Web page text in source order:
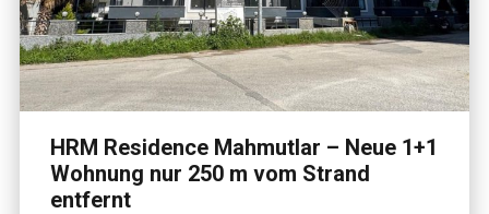
HRM Residence Mahmutlar – Neue 1+1
Wohnung nur 250 m vom Strand
entfernt